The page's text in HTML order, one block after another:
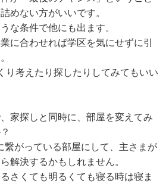
めない方がいいです。
な条件で他にも出ます。
に合わせれば学区を気にせずに引
り考えたり探したりしてみてもいい
家探しと同時に、部屋を変えてみ
繋がっている部屋にして、主さまが
解決するかもしれません。
さくても明るくても寝る時は寝ま